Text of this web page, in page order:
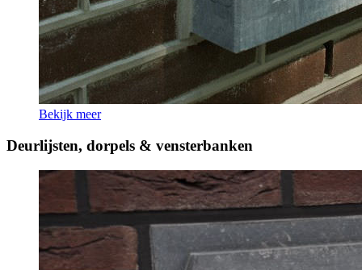
Bekijk meer
Deurlijsten, dorpels & vensterbanken